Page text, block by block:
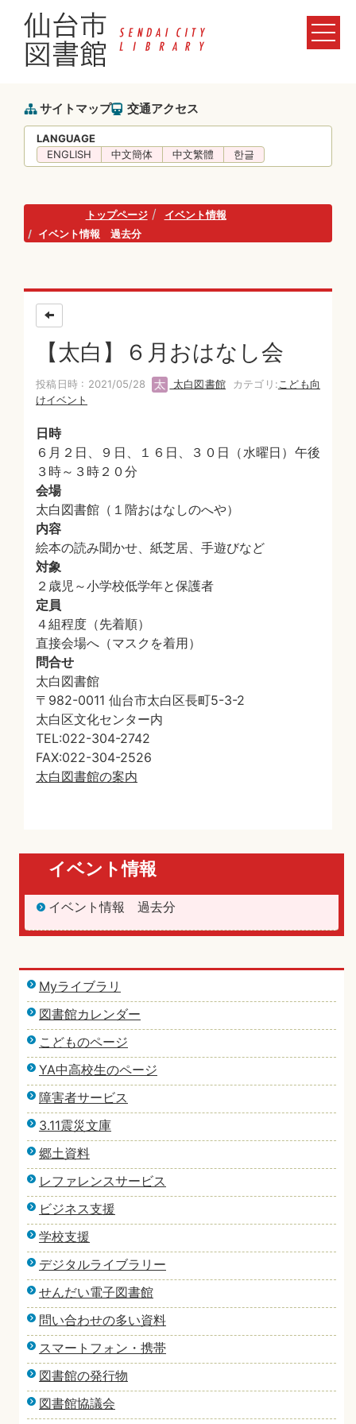
サイトマップ 交通アクセス
LANGUAGE
ENGLISH
中文簡体 中文繁體 한글
トップページ
イベント情報
イベント情報 過去分
【太白】６月おはなし会
投稿日時 : 2021/05/28 太白図書館 カテゴリ: こども向
けイベント
日時
６月２日、９日、１６日、３０日（水曜日）午後
３時～３時２０分
会場
太白図書館（１階おはなしのへや）
内容
絵本の読み聞かせ、紙芝居、手遊びなど
対象
２歳児～小学校低学年と保護者
定員
４組程度（先着順）
直接会場へ（マスクを着用）
問合せ
太白図書館
〒982-0011 仙台市太白区長町5-3-2
太白区文化センター内
TEL:022-304-2742
FAX:022-304-2526
太白図書館の案内
イベント情報
イベント情報 過去分
Myライブラリ
図書館カレンダー
こどものページ
YA中高校生のページ
障害者サービス
3.11震災文庫
郷土資料
レファレンスサービス
ビジネス支援
学校支援
デジタルライブラリー
せんだい電子図書館
問い合わせの多い資料
スマートフォン・携帯
図書館の発行物
図書館協議会